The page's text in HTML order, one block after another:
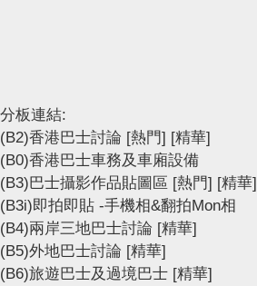
分板連結:
(B2)香港巴士討論 [熱門] [精華]
(B0)香港巴士車務及車廂設備
(B3)巴士攝影作品貼圖區 [熱門] [精華]
(B3i)即拍即貼 -手機相&翻拍Mon相
(B4)兩岸三地巴士討論 [精華]
(B5)外地巴士討論 [精華]
(B6)旅遊巴士及過境巴士 [精華]